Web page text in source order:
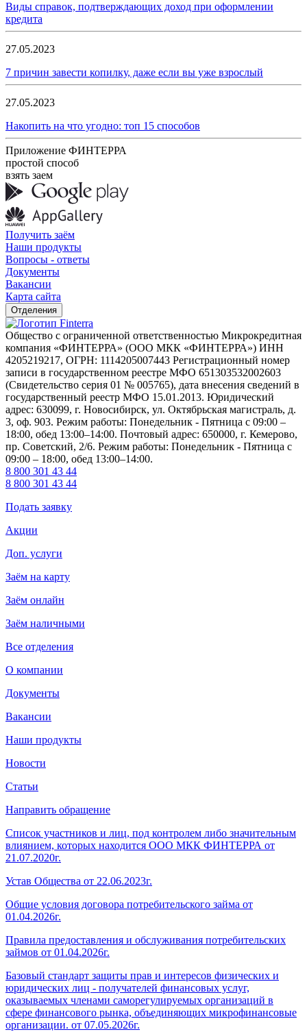
Виды справок, подтверждающих доход при оформлении
кредита
27.05.2023
7 причин завести копилку, даже если вы уже взрослый
27.05.2023
Накопить на что угодно: топ 15 способов
Приложение ФИНТЕРРА
простой способ
взять заем
Получить заём
Наши продукты
Вопросы - ответы
Документы
Вакансии
Карта сайта
Отделения
Общество с ограниченной ответственностью Микрокредитная
компания «ФИНТЕРРА» (ООО МКК «ФИНТЕРРА») ИНН
4205219217, ОГРН: 1114205007443 Регистрационный номер
записи в государственном реестре МФО 651303532002603
(Свидетельство серия 01 № 005765), дата внесения сведений в
государственный реестр МФО 15.01.2013. Юридический
адрес: 630099, г. Новосибирск, ул. Октябрьская магистраль, д.
3, оф. 903. Режим работы: Понедельник - Пятница с 09:00 –
18:00, обед 13:00–14:00. Почтовый адрес: 650000, г. Кемерово,
пр. Советский, 2/6. Режим работы: Понедельник - Пятница с
09:00 – 18:00, обед 13:00–14:00.
8 800 301 43 44
8 800 301 43 44
Подать заявку
Акции
Доп. услуги
Заём на карту
Заём онлайн
Заём наличными
Все отделения
О компании
Документы
Вакансии
Наши продукты
Новости
Статьи
Направить обращение
Список участников и лиц, под контролем либо значительным
влиянием, которых находится ООО МКК ФИНТЕРРА от
21.07.2020г.
Устав Общества от 22.06.2023г.
Общие условия договора потребительского займа от
01.04.2026г.
Правила предоставления и обслуживания потребительских
займов от 01.04.2026г.
Базовый стандарт защиты прав и интересов физических и
юридических лиц - получателей финансовых услуг,
оказываемых членами саморегулируемых организаций в
сфере финансового рынка, объединяющих микрофинансовые
организации. от 07.05.2026г.